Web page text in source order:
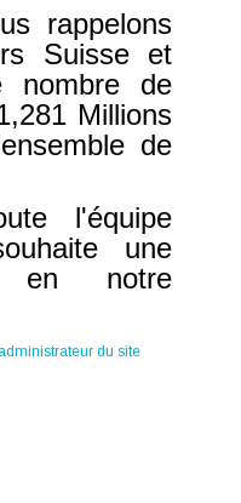
rappelons
Suisse et
nombre de
Millions
de
l'équipe
une
en notre
du site